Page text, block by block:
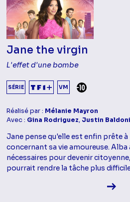
Jane the virgin
L'effet d'une bombe
SÉRIE VM
Réalisé par : Mélanie Mayron
Avec : Gina Rodriguez, Justin Baldoni
Jane pense qu'elle est enfin prête
concernant sa vie amoureuse. Alba
nécessaires pour devenir
pourrait rendre la tâche plus